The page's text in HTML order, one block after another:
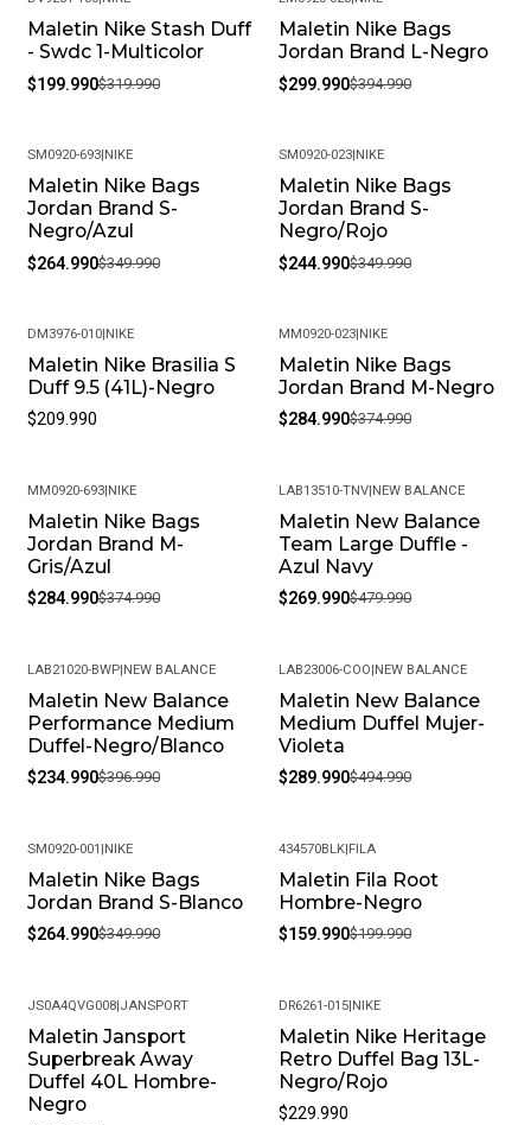
-38%
Maletin Nike Stash Duff
- Swdc 1-Multicolor
$199.990$319.990
-24%
Maletin Nike Bags
Jordan Brand L-Negro
$299.990$394.990
-24%
SM0920-693| NIKE
Maletin Nike Bags
Jordan Brand S-
Negro/Azul
$264.990$349.990
-30%
SM0920-023 NIKE
Maletin Nike Bags
Jordan Brand S-
Negro/Rojo
$244.990$349.990
DM3976-010| NIKE
Maletin Nike Brasilia S
Duff 9.5 (41L)-Negro
$209.990
-24%
MM0920-023 NIKE
Maletin Nike Bags
Jordan Brand M-Negro
$284.990$374.990
-24%
MM0920-693| NIKE
Maletin Nike Bags
Jordan Brand M-
Gris/Azul
$284.990$374.990
-44%
LAB13510-TNV NEW BALANCE
Maletin New Balance
Team Large Duffle -
Azul Navy
$269.990$479.990
-41%
LAB21020-BWP| NEW BALANCE
Maletin New Balance
Performance Medium
Duffel-Negro/Blanco
$234.990$396.990
-41%
LAB23006-COO NEW BALANCE
Maletin New Balance
Medium Duffel Mujer-
Violeta
$289.990$494.990
-24%
SM0920-001 NIKE
Maletin Nike Bags
Jordan Brand S-Blanco
$264.990$349.990
-20%
434570BLK FILA
Maletin Fila Root
Hombre-Negro
$159.990$199.990
-57%
JS0A4QVG008| JANSPORT
Maletin Jansport
Superbreak Away
Duffel 40L Hombre-
Negro
DR6261-015 NIKE
Maletin Nike Heritage
Retro Duffel Bag 13L-
Negro/Rojo
$229.990